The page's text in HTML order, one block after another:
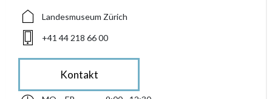
Landesmuseum Zürich
+41 44 218 66 00
Kontakt